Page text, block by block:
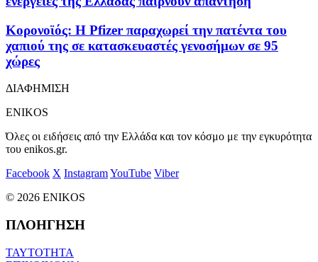
Κορονοϊός: Η Pfizer παραχωρεί την πατέντα του
χαπιού της σε κατασκευαστές γενοσήμων σε 95
χώρες
ΔΙΑΦΗΜΙΣΗ
ENIKOS
Όλες οι ειδήσεις από την Ελλάδα και τον κόσμο με την εγκυρότητα
του enikos.gr.
Facebook X InstagramYouTube Viber
© 2026 ENIKOS
ΠΛΟΗΓΗΣΗ
ΤΑΥΤΟΤΗΤΑ